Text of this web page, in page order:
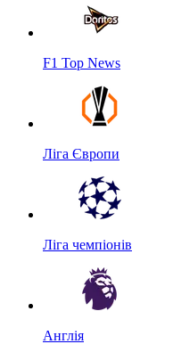
F1 Top News
Ліга Європи
Ліга чемпіонів
Англія